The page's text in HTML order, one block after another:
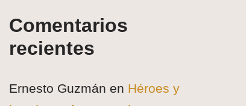
Comentarios
recientes
Ernesto Guzmán en Héroes y